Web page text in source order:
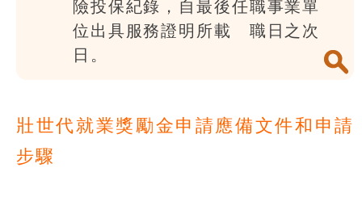
險投保紀錄，自最後任職事業單
位出具服務證明所載離職日之次
日。
壯世代就業獎勵金申請應備文件和申請
步驟